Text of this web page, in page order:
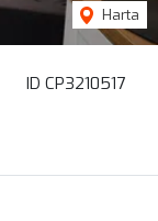
ID CP3210517
Harta